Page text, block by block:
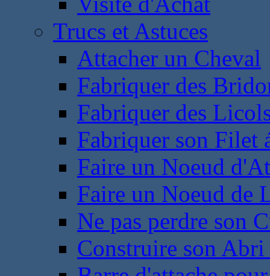
Trucs et Astuces
Attacher un Cheval
Fabriquer des
Fabriquer des
Fabriquer son Filet
Faire un Noeud
Faire un Noeud de
Ne pas perdre son
Construire son